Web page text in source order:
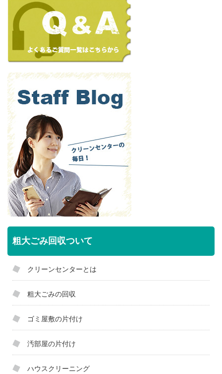
粗大ごみ回収ついて
クリーンセンターとは
粗大ごみの回収
ゴミ屋敷の片付け
汚部屋の片付け
ハウスクリーニング